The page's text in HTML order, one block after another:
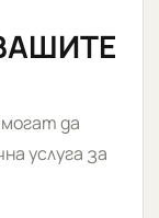
да
услуга за